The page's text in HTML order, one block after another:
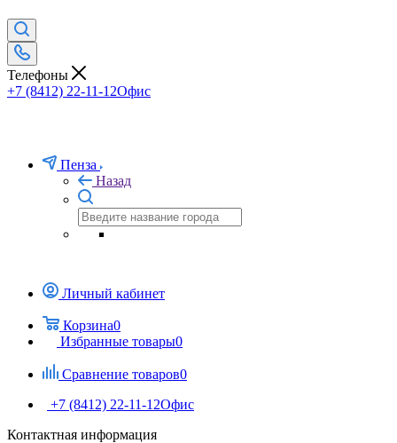
Телефоны
+7 (8412) 22-11-12Офис
Пенза
Назад
Личный кабинет
Корзина0
Избранные товары0
Сравнение товаров0
+7 (8412) 22-11-12Офис
Контактная информация